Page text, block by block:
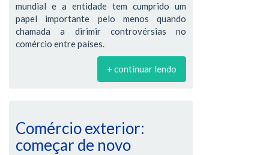
mundial e a entidade tem cumprido um
papel importante pelo menos quando
chamada a dirimir controvérsias no
comércio entre países.
+ continuar lendo
Comércio exterior:
começar de novo